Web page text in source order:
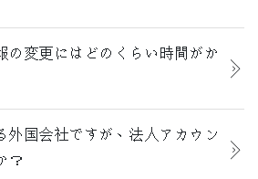
の変更にはどのくらい時間がか
国会社ですが、法人アカウン
？